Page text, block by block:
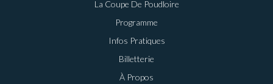
La Coupe De Poudloire
Programme
Infos Pratiques
Billetterie
À Propos